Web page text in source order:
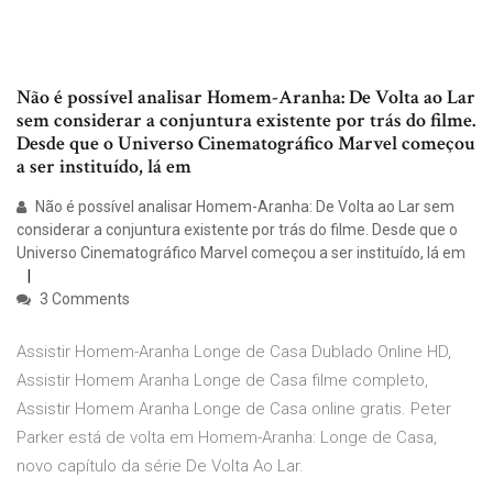
Não é possível analisar Homem-Aranha: De Volta ao Lar
sem considerar a conjuntura existente por trás do filme.
Desde que o Universo Cinematográfico Marvel começou
a ser instituído, lá em
Não é possível analisar Homem-Aranha: De Volta ao Lar sem
considerar a conjuntura existente por trás do filme. Desde que o
Universo Cinematográfico Marvel começou a ser instituído, lá em
3 Comments
Assistir Homem-Aranha Longe de Casa Dublado Online HD,
Assistir Homem Aranha Longe de Casa filme completo,
Assistir Homem Aranha Longe de Casa online gratis. Peter
Parker está de volta em Homem-Aranha: Longe de Casa,
novo capítulo da série De Volta Ao Lar.